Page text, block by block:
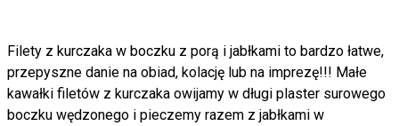
Filety z kurczaka w boczku z porą i jabłkami to bardzo łatwe,
przepyszne danie na obiad, kolację lub na imprezę!!! Małe
kawałki filetów z kurczaka owijamy w długi plaster surowego
boczku wędzonego i pieczemy razem z jabłkami w